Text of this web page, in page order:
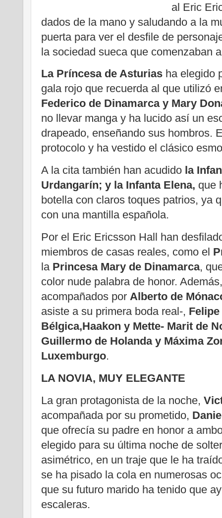
al Eric
dados de la mano y saludando a la
puerta para ver el desfile de
la sociedad sueca que comenzaban
La Príncesa de Asturias ha elegido
gala rojo que recuerda al que utilizó
Federico de Dinamarca y Mary
no llevar manga y ha lucido así un
drapeado, enseñando sus hombros.
protocolo y ha vestido el clásico
A la cita también han acudido la
Urdangarín; y la Infanta Elena, que
botella con claros toques patrios, ya
con una mantilla española.
Por el Eric Ericsson Hall han
miembros de casas reales, como el
la Princesa Mary de Dinamarca,
color nude palabra de honor.
acompañados por Alberto de
asiste a su primera boda real-,
Bélgica,Haakon y Mette- Marit de
Guillermo de Holanda y Máxima
Luxemburgo.
LA NOVIA, MUY ELEGANTE
La gran protagonista de la noche,
acompañada por su prometido,
que ofrecía su padre en honor a
elegido para su última noche de
asimétrico, en un traje que le ha
se ha pisado la cola en numerosas
que su futuro marido ha tenido que
escaleras.